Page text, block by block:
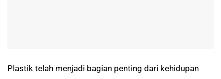
Plastik telah menjadi bagian penting dari kehidupan